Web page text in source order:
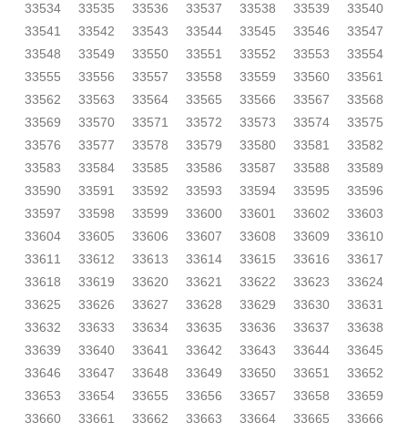
33534
33535 33536 33537 33538 33539
33540
33541
33542 33543 33544 33545 33546
33547
33548
33549 33550 33551 33552 33553
33554
33555
33556 33557 33558 33559 33560
33561
33562
33563 33564 33565 33566 33567
33568
33569
33570 33571 33572 33573 33574
33575
33576
33577 33578 33579 33580 33581
33582
33583
33584 33585 33586 33587 33588
33589
33590
33591 33592 33593 33594 33595
33596
33597
33598 33599 33600 33601 33602
33603
33604
33605 33606 33607 33608 33609
33610
33611
33612 33613 33614 33615 33616
33617
33618
33619 33620 33621 33622 33623
33624
33625
33626 33627 33628 33629 33630
33631
33632
33633 33634 33635 33636 33637
33638
33639
33640 33641 33642 33643 33644
33645
33646
33647 33648 33649 33650 33651
33652
33653
33654 33655 33656 33657 33658
33659
33660
33661 33662 33663 33664 33665 33666